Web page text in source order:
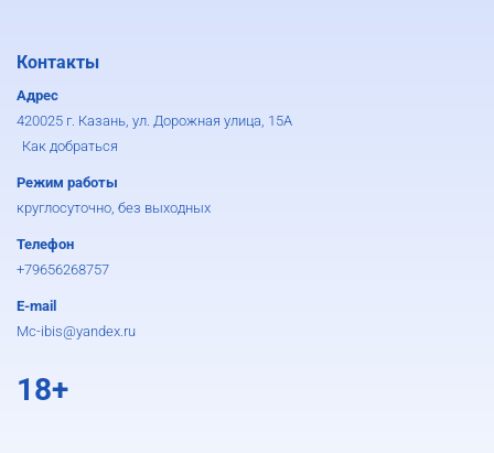
Контакты
Адрес
420025 г. Казань, ул. Дорожная улица, 15А
Как добраться
Режим работы
круглосуточно, без выходных
Телефон
+79656268757
E-mail
Mc-ibis@yandex.ru
18+